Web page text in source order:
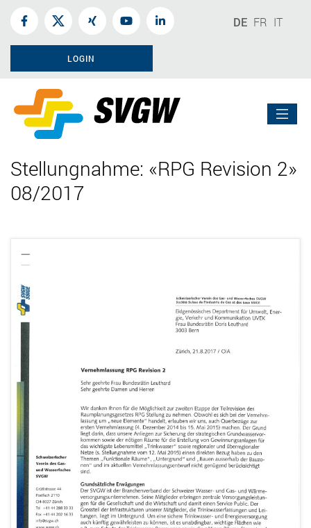
DE FR IT
LOGIN
Stellungnahme: «RPG Revision 2»
08/2017